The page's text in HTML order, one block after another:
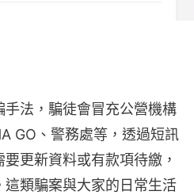
法，騙徒會冒充公營機構
GO、警務處等，透過短訊
更新資料或有款項待繳，
類騙案與大家的日常生活